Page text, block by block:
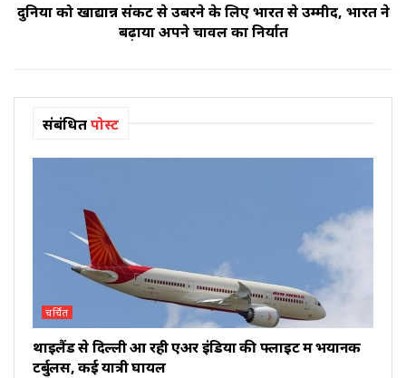
दुनिया को खाद्यान्न संकट से उबरने के लिए भारत से उम्मीद, भारत ने
बढ़ाया अपने चावल का निर्यात
संबंधितपोस्ट
चर्चित
थाइलैंड से दिल्ली आ रही एअर इंडिया की फ्लाइट में भयानक
टर्बुलेंस, कई यात्री घायल